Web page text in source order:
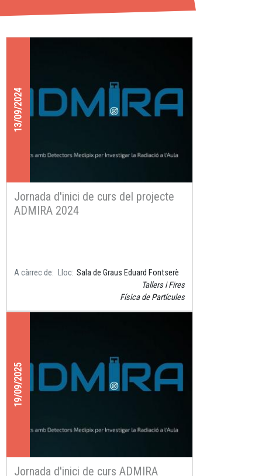
13/09/2024
Jornada d'inici de curs del projecte
ADMIRA 2024
A càrrec de Lloc Sala de Graus Eduard Fontserè
Tallers i Fires
Física de Partícules
19/09/2025
Jornada d'inici de curs ADMIRA